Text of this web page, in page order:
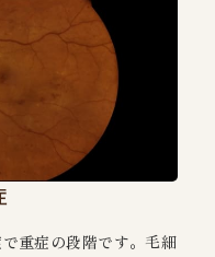
重症の段階です。毛細